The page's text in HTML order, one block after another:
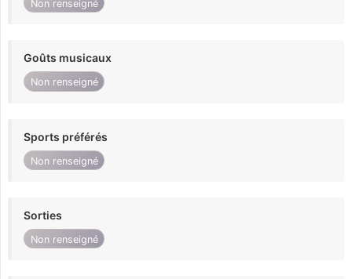
Non renseigné
Goûts musicaux
Non renseigné
Sports préférés
Non renseigné
Sorties
Non renseigné